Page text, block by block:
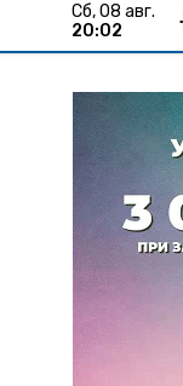
сб, 08 авг.
20:02